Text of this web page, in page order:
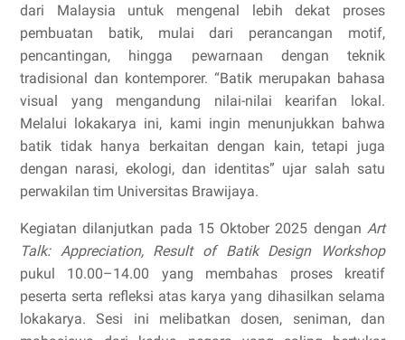
dari Malaysia untuk mengenal lebih dekat proses
pembuatan batik, mulai dari perancangan motif,
pencantingan, hingga pewarnaan dengan teknik
tradisional dan kontemporer. “Batik merupakan bahasa
visual yang mengandung nilai-nilai kearifan lokal.
Melalui lokakarya ini, kami ingin menunjukkan bahwa
batik tidak hanya berkaitan dengan kain, tetapi juga
dengan narasi, ekologi, dan identitas” ujar salah satu
perwakilan tim Universitas Brawijaya.
Kegiatan dilanjutkan pada 15 Oktober 2025 dengan Art
Talk: Appreciation, Result of Batik Design Workshop
pukul 10.00–14.00 yang membahas proses kreatif
peserta serta refleksi atas karya yang dihasilkan selama
lokakarya. Sesi ini melibatkan dosen, seniman, dan